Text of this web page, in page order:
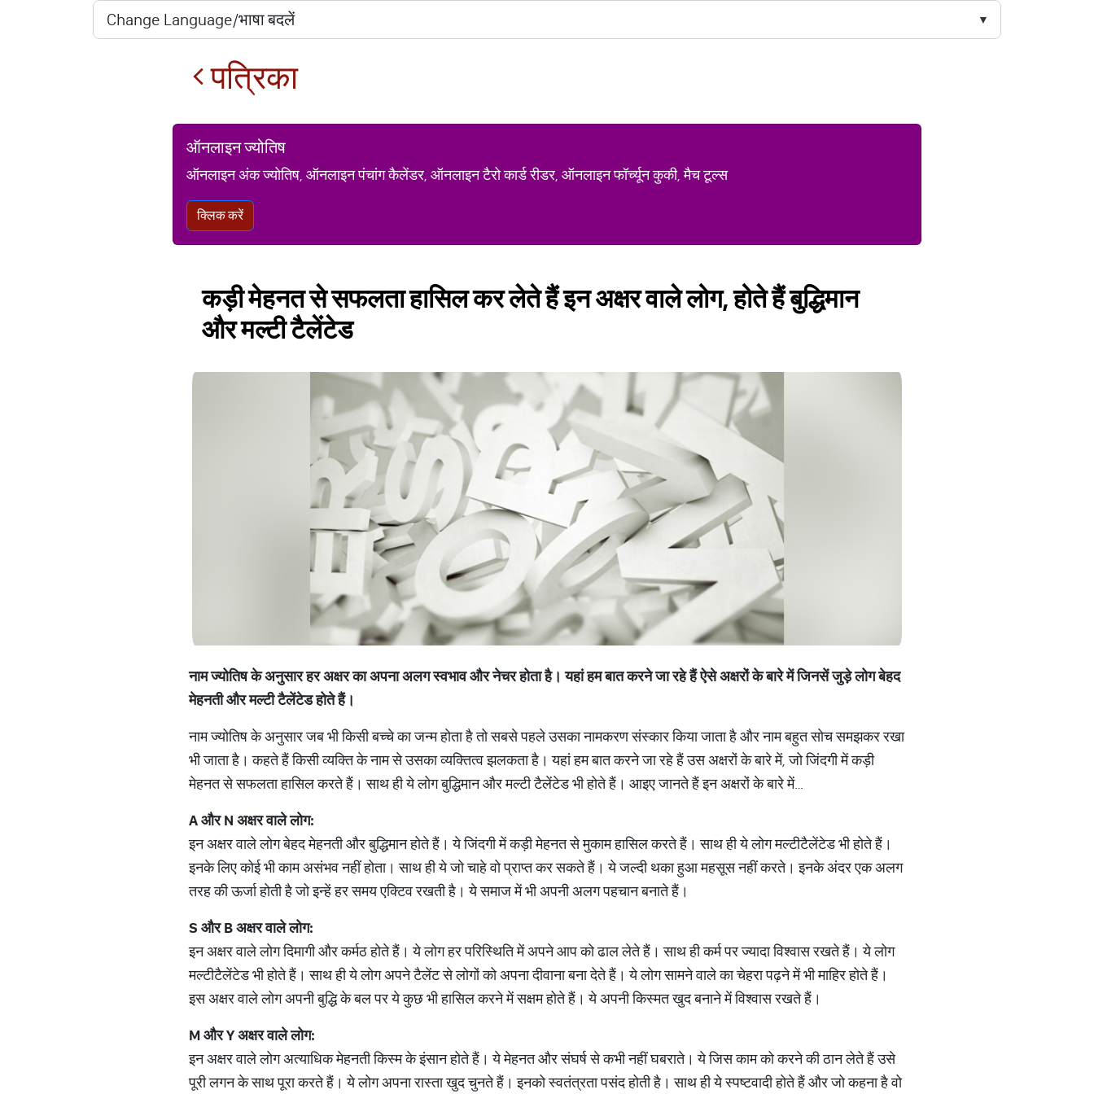
पत्रिका
ऑनलाइन ज्योतिष
ऑनलाइन अंक ज्योतिष, ऑनलाइन पंचांग कैलेंडर, ऑनलाइन टैरो कार्ड रीडर, ऑनलाइन फॉर्च्यून कुकी, मैच टूल्स
क्लिक करें
कड़ी मेहनत से सफलता हासिल कर लेते हैं इन अक्षर वाले लोग, होते हैं बुद्धिमान
और मल्टी टैलेंटेड
नामज्योतिषकेअनुसारहरअक्षरकाअपनाअलगस्वभावऔरनेचरहोताहै। यहांहमबातकरनेजारहेहैंऐसेअक्षरोंकेबारेमेंजिनसेंजुड़ेलोगबेहद
मेहनतीऔरमल्टीटैलेंटेडहोतेहैं।
नाम ज्योतिष के अनुसार जब भी किसी बच्चे का जन्म होता है तो सबसे पहले उसका नामकरण संस्कार किया जाता है और नाम बहुत सोच समझकर रखा
भी जाता है। कहते हैं किसी व्यक्ति के नाम से उसका व्यक्तित्व झलकता है। यहां हम बात करने जा रहे हैं उस अक्षरों के बारे में, जो जिंदगी में कड़ी
मेहनत से सफलता हासिल करते हैं। साथ ही ये लोग बुद्धिमान और मल्टी टैलेंटेड भी होते हैं। आइए जानते हैं इन अक्षरों के बारे में…
AऔरN अक्षरवालेलोग:
इन अक्षर वाले लोग बेहद मेहनती और बुद्धिमान होते हैं। ये जिंदगी में कड़ी मेहनत से मुकाम हासिल करते हैं। साथ ही ये लोग मल्टीटैलेंटेड भी होते हैं।
इनके लिए कोई भी काम असंभव नहीं होता। साथ ही ये जो चाहे वो प्राप्त कर सकते हैं। ये जल्दी थका हुआ महसूस नहीं करते। इनके अंदर एक अलग
तरह की ऊर्जा होती है जो इन्हें हर समय एक्टिव रखती है। ये समाज में भी अपनी अलग पहचान बनाते हैं।
S औरBअक्षरवालेलोग:
इन अक्षर वाले लोग दिमागी और कर्मठ होते हैं। ये लोग हर परिस्थिति में अपने आप को ढाल लेते हैं। साथ ही कर्म पर ज्यादा विश्वास रखते हैं। ये लोग
मल्टीटैलेंटेड भी होते हैं। साथ ही ये लोग अपने टैलेंट से लोगों को अपना दीवाना बना देते हैं। ये लोग सामने वाले का चेहरा पढ़ने में भी माहिर होते हैं।
इस अक्षर वाले लोग अपनी बुद्धि के बल पर ये कुछ भी हासिल करने में सक्षम होते हैं। ये अपनी किस्मत खुद बनाने में विश्वास रखते हैं।
MऔरYअक्षरवालेलोग:
इन अक्षर वाले लोग अत्याधिक मेहनती किस्म के इंसान होते हैं। ये मेहनत और संघर्ष से कभी नहीं घबराते। ये जिस काम को करने की ठान लेते हैं उसे
पूरी लगन के साथ पूरा करते हैं। ये लोग अपना रास्ता खुद चुनते हैं। इनको स्वतंत्रता पसंद होती है। साथ ही ये स्पष्टवादी होते हैं और जो कहना है वो